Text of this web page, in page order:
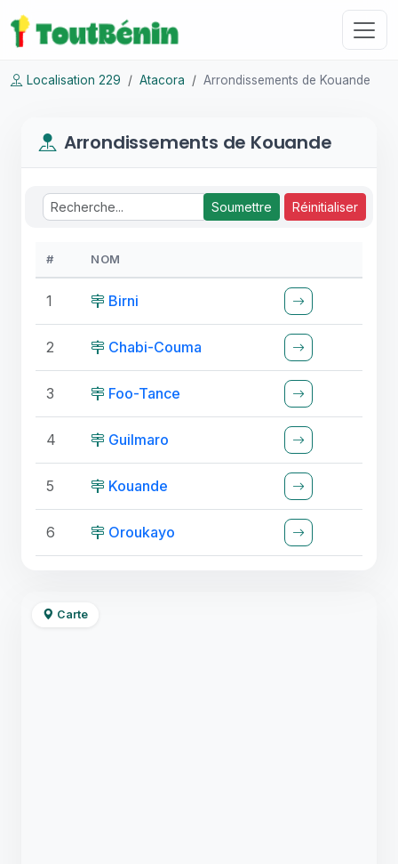
Localisation 229 Atacora Arrondissements de Kouande
Arrondissements de Kouande
Soumettre Réinitialiser
# NOM
1 Birni
2 Chabi-Couma
3 Foo-Tance
4 Guilmaro
5 Kouande
6 Oroukayo
Carte